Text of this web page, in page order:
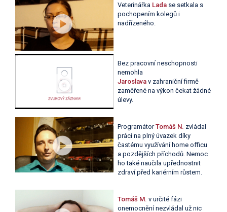
Veterinářka Lada se setkala s
pochopením kolegů i
nadřízeného.
Bez pracovní neschopnosti
nemohla
Jaroslava v zahraniční firmě
zaměřené na výkon čekat žádné
úlevy.
ProgramátorTomáš N. zvládal
práci na plný úvazek díky
častému využívání home officu
a pozdějších příchodů. Nemoc
ho také naučila upřednostnit
zdraví před kariérním růstem.
Tomáš M. v určité fázi
onemocnění nezvládal už nic